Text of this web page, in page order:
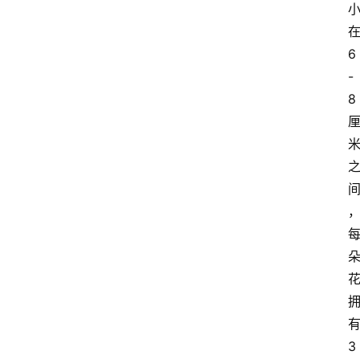
小
在
6
-
8
厘
米
之
间
，
每
朵
花
拥
有
3